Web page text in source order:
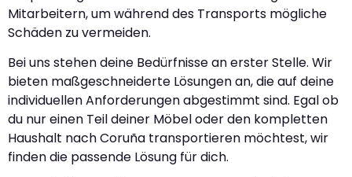
Mitarbeitern, um während des Transports mögliche
Schäden zu vermeiden.
Bei uns stehen deine Bedürfnisse an erster Stelle. Wir
bieten maßgeschneiderte Lösungen an, die auf deine
individuellen Anforderungen abgestimmt sind. Egal ob
du nur einen Teil deiner Möbel oder den kompletten
Haushalt nach Coruña transportieren möchtest, wir
finden die passende Lösung für dich.